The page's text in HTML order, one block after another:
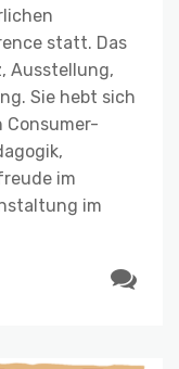
statt. Das
Ausstellung,
Sie hebt sich
Consumer-
im
im